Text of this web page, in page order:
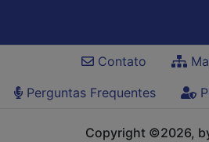
Contato
Perguntas Frequentes
Copyright ©2026,